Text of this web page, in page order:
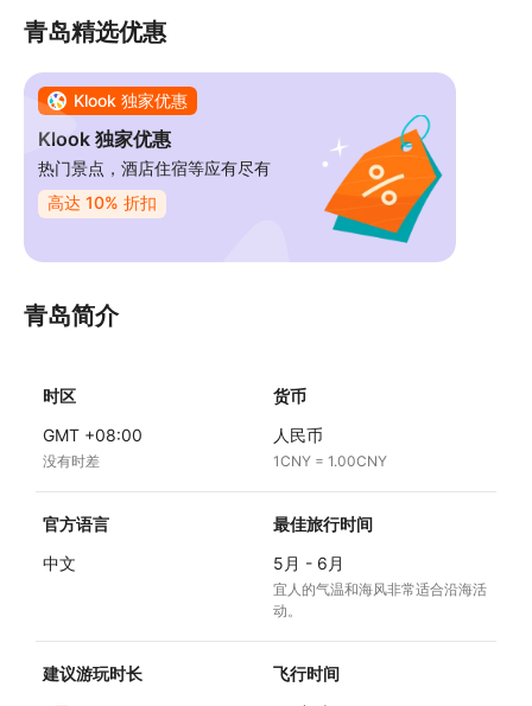
青岛精选优惠
Klook 独家优惠
Klook 独家优惠
热门景点，酒店住宿等应有尽有
高达 10% 折扣
青岛简介
时区
GMT +08:00
没有时差
货币
人民币
1CNY = 1.00CNY
官方语言
中文
最佳旅行时间
5月 - 6月
宜人的气温和海风非常适合沿海活
动。
建议游玩时长
飞行时间